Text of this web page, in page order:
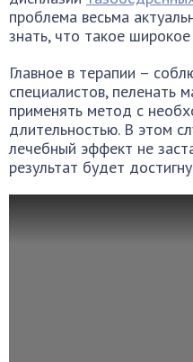
проблема весьма
знать, что такое
Главное в терапии –
специалистов, пеленать
применять метод с
длительностью. В этом
лечебный эффект не
результат будет